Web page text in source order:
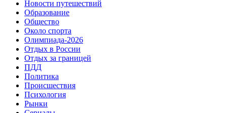
Новости путешествий
Образование
Общество
Около спорта
Олимпиада-2026
Отдых в России
Отдых за границей
ПДД
Политика
Происшествия
Психология
Рынки